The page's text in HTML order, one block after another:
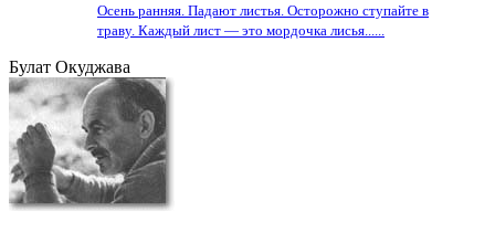
Осень ранняя. Падают листья. Осторожно ступайте в
траву. Каждый лист — это мордочка лисья......
Булат Окуджава